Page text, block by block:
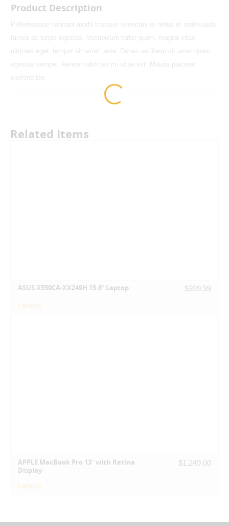
Product Description
Pellentesque habitant morbi tristique senectus et netus et malesuada
fames ac turpis egestas. Vestibulum tortor quam, feugiat vitae,
ultricies eget, tempor sit amet, ante. Donec eu libero sit amet quam
egestas semper. Aenean ultricies mi vitae est. Mauris placerat
eleifend leo.
Related Items
ASUS X550CA-XX249H 15.6″ Laptop $399.99
Laptops
APPLE MacBook Pro 13″ with Retina
Display
$1,249.00
Laptops